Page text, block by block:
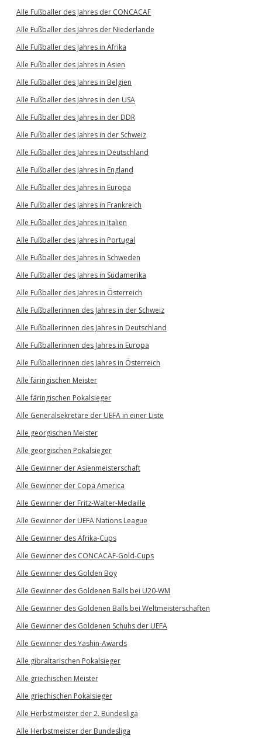
Alle Fußballer des Jahres der CONCACAF
Alle Fußballer des Jahres der Niederlande
Alle Fußballer des Jahres in Afrika
Alle Fußballer des Jahres in Asien
Alle Fußballer des Jahres in Belgien
Alle Fußballer des Jahres in den USA
Alle Fußballer des Jahres in der DDR
Alle Fußballer des Jahres in der Schweiz
Alle Fußballer des Jahres in Deutschland
Alle Fußballer des Jahres in England
Alle Fußballer des Jahres in Europa
Alle Fußballer des Jahres in Frankreich
Alle Fußballer des Jahres in Italien
Alle Fußballer des Jahres in Portugal
Alle Fußballer des Jahres in Schweden
Alle Fußballer des Jahres in Südamerika
Alle Fußballer des Jahres in Österreich
Alle Fußballerinnen des Jahres in der Schweiz
Alle Fußballerinnen des Jahres in Deutschland
Alle Fußballerinnen des Jahres in Europa
Alle Fußballerinnen des Jahres in Österreich
Alle färingischen Meister
Alle färingischen Pokalsieger
Alle Generalsekretäre der UEFA in einer Liste
Alle georgischen Meister
Alle georgischen Pokalsieger
Alle Gewinner der Asienmeisterschaft
Alle Gewinner der Copa America
Alle Gewinner der Fritz-Walter-Medaille
Alle Gewinner der UEFA Nations League
Alle Gewinner des Afrika-Cups
Alle Gewinner des CONCACAF-Gold-Cups
Alle Gewinner des Golden Boy
Alle Gewinner des Goldenen Balls bei U20-WM
Alle Gewinner des Goldenen Balls bei Weltmeisterschaften
Alle Gewinner des Goldenen Schuhs der UEFA
Alle Gewinner des Yashin-Awards
Alle gibraltarischen Pokalsieger
Alle griechischen Meister
Alle griechischen Pokalsieger
Alle Herbstmeister der 2. Bundesliga
Alle Herbstmeister der Bundesliga